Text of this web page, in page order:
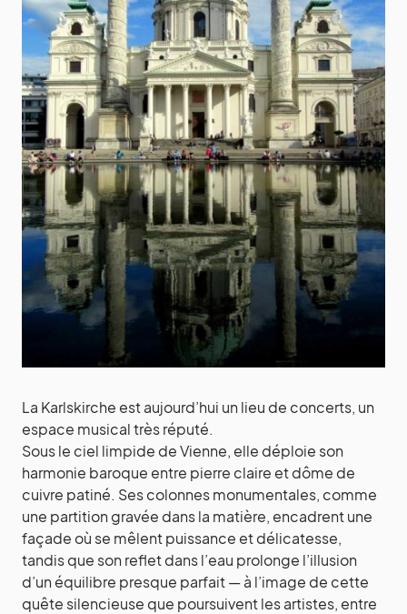
La Karlskirche est aujourd’hui un lieu de concerts, un
espace musical très réputé.
Sous le ciel limpide de Vienne, elle déploie son
harmonie baroque entre pierre claire et dôme de
cuivre patiné. Ses colonnes monumentales, comme
une partition gravée dans la matière, encadrent une
façade où se mêlent puissance et délicatesse,
tandis que son reflet dans l’eau prolonge l’illusion
d’un équilibre presque parfait — à l’image de cette
quête silencieuse que poursuivent les artistes, entre